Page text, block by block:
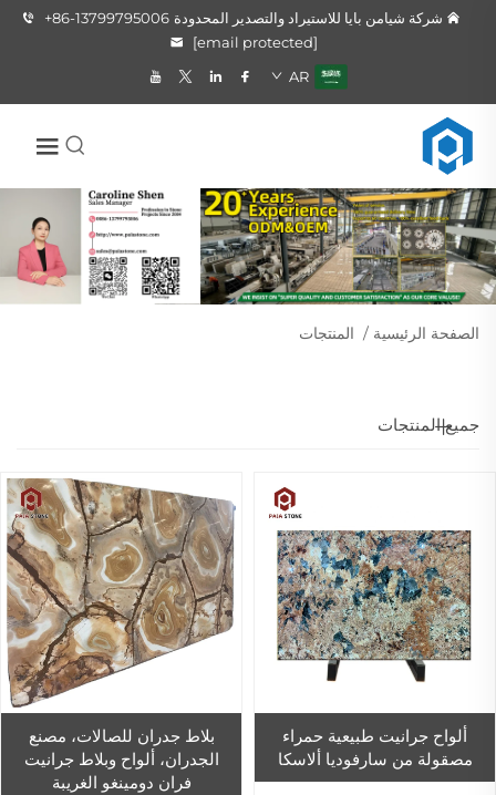
شركة شيامن بايا للاستيراد والتصدير المحدودة +86-13799795006
[email protected]
AR
الصفحة الرئيسية / المنتجات
جميع المنتجات
ألواح جرانيت طبيعية حمراء
مصقولة من سارفوديا ألاسكا
بلاط جدران للصالات، مصنع
الجدران، ألواح وبلاط جرانيت
فران دومينغو الغريبة